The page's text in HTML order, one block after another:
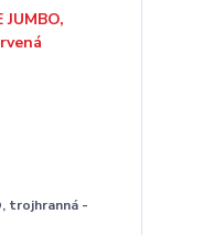
trojhranná -